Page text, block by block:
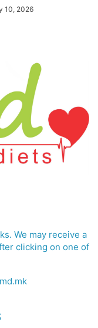
10, 2026
We may receive a
clicking on one of